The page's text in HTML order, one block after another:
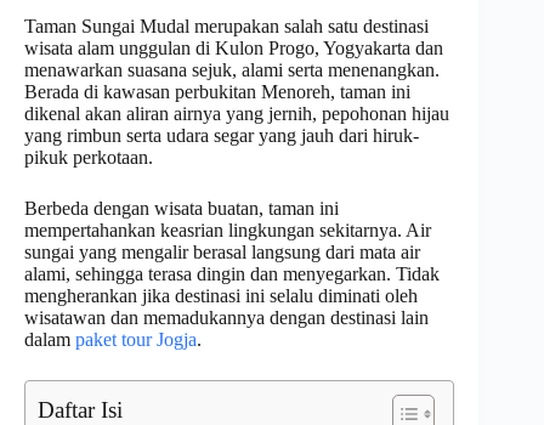
Taman Sungai Mudal merupakan salah satu destinasi
wisata alam unggulan di Kulon Progo, Yogyakarta dan
menawarkan suasana sejuk, alami serta menenangkan.
Berada di kawasan perbukitan Menoreh, taman ini
dikenal akan aliran airnya yang jernih, pepohonan hijau
yang rimbun serta udara segar yang jauh dari hiruk-
pikuk perkotaan.
Berbeda dengan wisata buatan, taman ini
mempertahankan keasrian lingkungan sekitarnya. Air
sungai yang mengalir berasal langsung dari mata air
alami, sehingga terasa dingin dan menyegarkan. Tidak
mengherankan jika destinasi ini selalu diminati oleh
wisatawan dan memadukannya dengan destinasi lain
dalam paket tour Jogja.
Daftar Isi